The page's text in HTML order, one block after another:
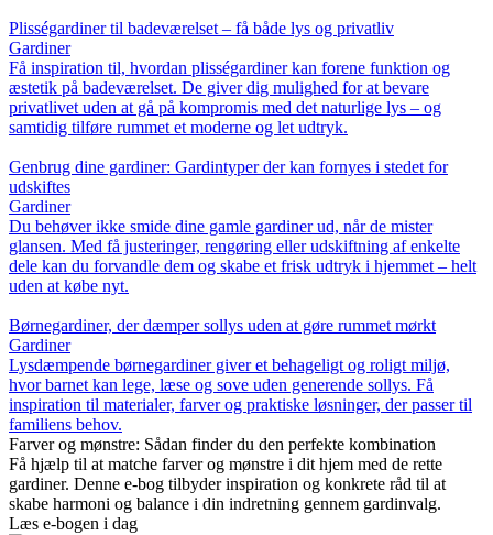
Plisségardiner til badeværelset – få både lys og privatliv
Gardiner
Få inspiration til, hvordan plisségardiner kan forene funktion og
æstetik på badeværelset. De giver dig mulighed for at bevare
privatlivet uden at gå på kompromis med det naturlige lys – og
samtidig tilføre rummet et moderne og let udtryk.
Genbrug dine gardiner: Gardintyper der kan fornyes i stedet for
udskiftes
Gardiner
Du behøver ikke smide dine gamle gardiner ud, når de mister
glansen. Med få justeringer, rengøring eller udskiftning af enkelte
dele kan du forvandle dem og skabe et frisk udtryk i hjemmet – helt
uden at købe nyt.
Børnegardiner, der dæmper sollys uden at gøre rummet mørkt
Gardiner
Lysdæmpende børnegardiner giver et behageligt og roligt miljø,
hvor barnet kan lege, læse og sove uden generende sollys. Få
inspiration til materialer, farver og praktiske løsninger, der passer til
familiens behov.
Farver og mønstre: Sådan finder du den perfekte kombination
Få hjælp til at matche farver og mønstre i dit hjem med de rette
gardiner. Denne e-bog tilbyder inspiration og konkrete råd til at
skabe harmoni og balance i din indretning gennem gardinvalg.
Læs e-bogen i dag